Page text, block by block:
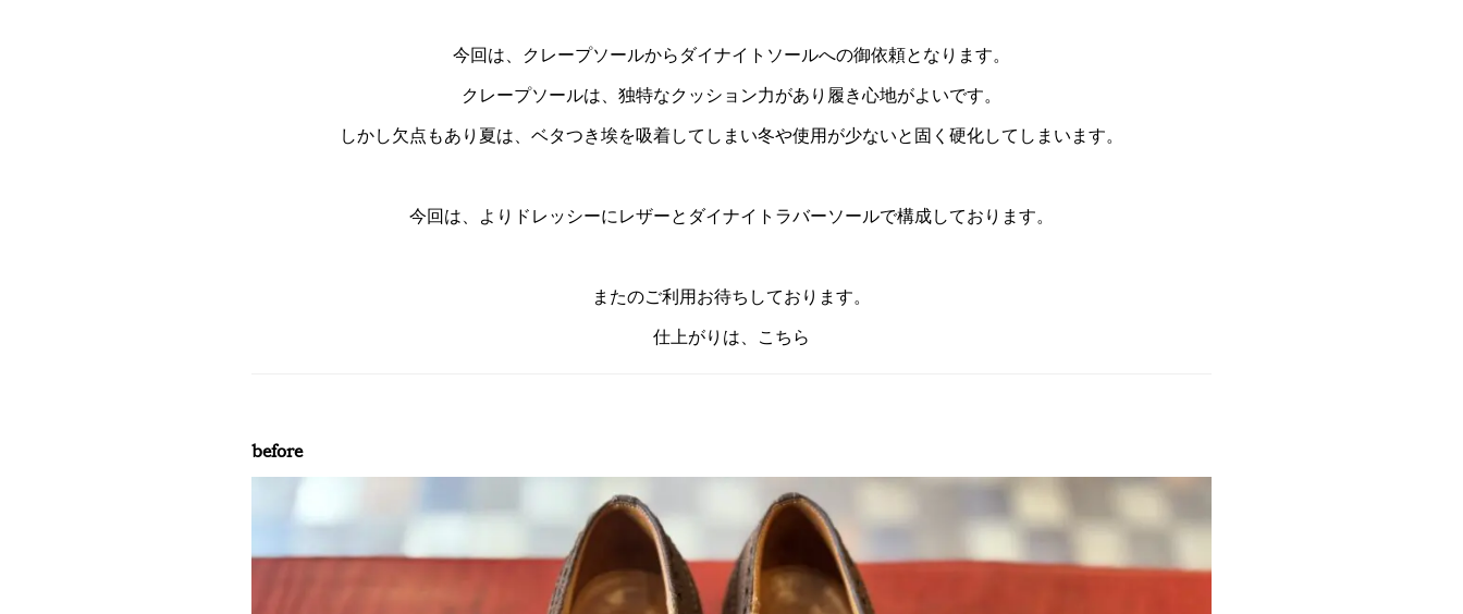
今回は、クレープソールからダイナイトソールへの御依頼となります。
クレープソールは、独特なクッション力があり履き心地がよいです。
しかし欠点もあり夏は、ベタつき埃を吸着してしまい冬や使用が少ないと固く硬化してしまいます。
今回は、よりドレッシーにレザーとダイナイトラバーソールで構成しております。
またのご利用お待ちしております。
仕上がりは、こちら
before